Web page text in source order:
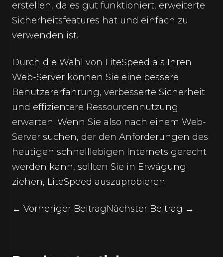
erstellen, da es gut funktioniert, erweiterte
Sicherheitsfeatures hat und einfach zu
verwenden ist.
Durch die Wahl von LiteSpeed als Ihren
Web-Server können Sie eine bessere
Benutzererfahrung, verbesserte Sicherheit
und effizientere Ressourcennutzung
erwarten. Wenn Sie also nach einem Web-
Server suchen, der den Anforderungen des
heutigen schnelllebigen Internets gerecht
werden kann, sollten Sie in Erwägung
ziehen, LiteSpeed auszuprobieren.
← Vorheriger BeitragNächster Beitrag →